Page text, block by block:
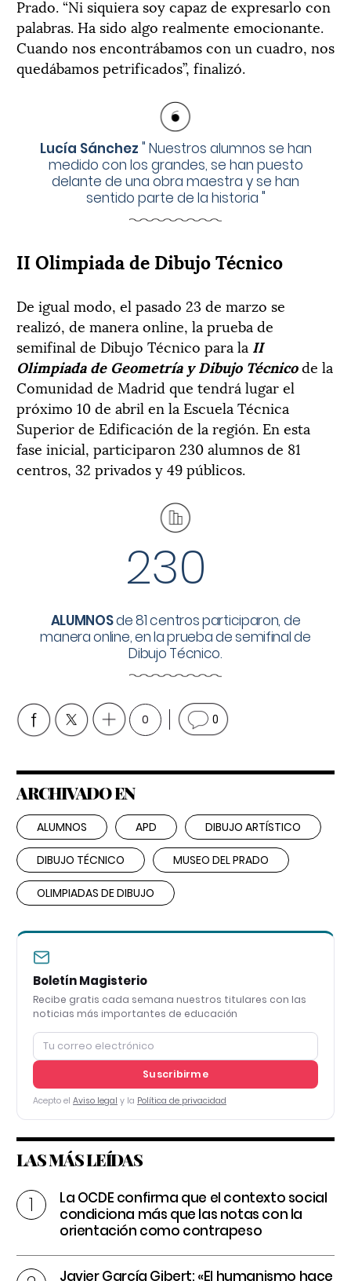
Prado. “Ni siquiera soy capaz de expresarlo con
palabras. Ha sido algo realmente emocionante.
Cuando nos encontrábamos con un cuadro, nos
quedábamos petrificados”, finalizó.
Lucía Sánchez " Nuestros alumnos se han
medido con los grandes, se han puesto
delante de una obra maestra y se han
sentido parte de la historia "
II Olimpiada de Dibujo Técnico
De igual modo, el pasado 23 de marzo se
realizó, de manera online, la prueba de
semifinal de Dibujo Técnico para la II
Olimpiada de Geometría y Dibujo Técnicode la
Comunidad de Madrid que tendrá lugar el
próximo 10 de abril en la Escuela Técnica
Superior de Edificación de la región. En esta
fase inicial, participaron 230 alumnos de 81
centros, 32 privados y 49 públicos.
230
ALUMNOSde 81 centros participaron, de
manera online, en la prueba de semifinal de
Dibujo Técnico.
0 0
ARCHIVADO EN
ALUMNOS APD DIBUJO ARTÍSTICO
DIBUJO TÉCNICO MUSEO DEL PRADO
OLIMPIADAS DE DIBUJO
Boletín Magisterio
Recibe gratis cada semana nuestros titulares con las
noticias más importantes de educación
Suscribirme
Acepto el Aviso legal y la Política de privacidad
LAS MÁS LEÍDAS
La OCDE confirma que el contexto social
condiciona más que las notas con la
orientación como contrapeso
Javier García Gibert: «El humanismo hace